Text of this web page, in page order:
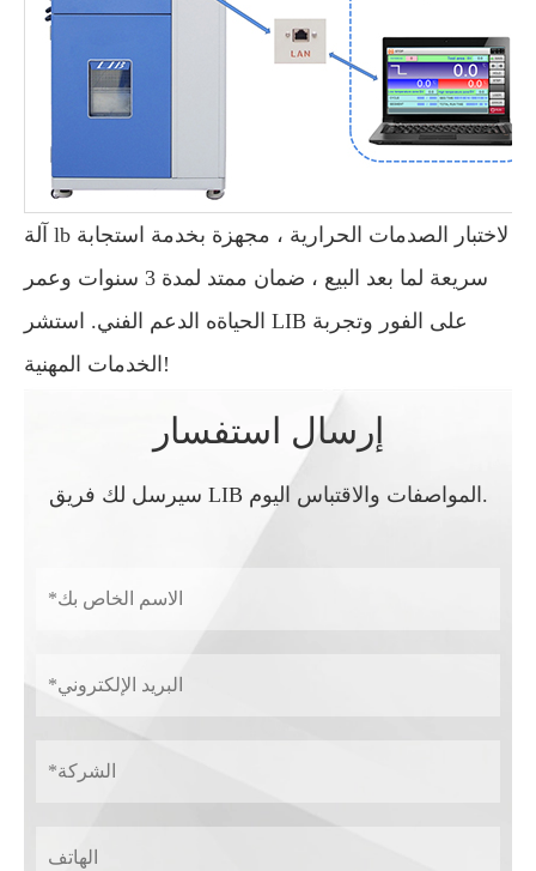
آلة lb لاختبار الصدمات الحرارية ، مجهزة بخدمة استجابة
سريعة لما بعد البيع ، ضمان ممتد لمدة 3 سنوات وعمر
الحياةه الدعم الفني. استشر LIB على الفور وتجربة
الخدمات المهنية!
إرسال استفسار
سيرسل لك فريق LIB المواصفات والاقتباس اليوم.